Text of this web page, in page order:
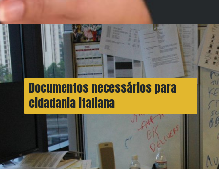
Documentos necessários para
cidadania italiana